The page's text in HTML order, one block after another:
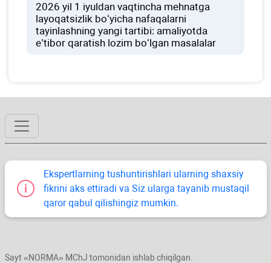
2026 yil 1 iyuldan vaqtincha mehnatga
layoqatsizlik boʻyicha nafaqalarni
tayinlashning yangi tartibi: amaliyotda
e’tibor qaratish lozim boʻlgan masalalar
Ekspertlarning tushuntirishlari ularning shaхsiy
fikrini aks ettiradi va Siz ularga tayanib mustaqil
qaror qabul qilishingiz mumkin.
Sayt «NORMA» MChJ tomonidan ishlab chiqilgan.